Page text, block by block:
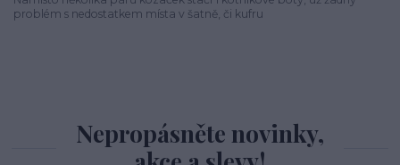
problém s nedostatkem místa v šatně, či kufru
Nepropásněte novinky,